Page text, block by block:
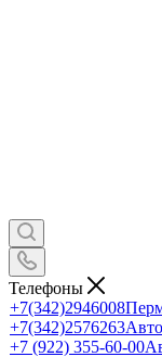
Телефоны
+7(342)2946008
+7(342)2576263
+7 (922) 355-60-00